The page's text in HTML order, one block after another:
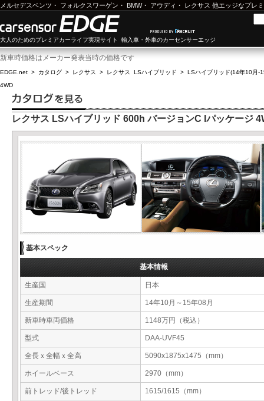
メルセデスベンツ ・ フォルクスワーゲン ・ BMW・ アウディ ・ レクサス 他エッジなプレ
大人のためのプレミアカーライフ実現サイト 輸入車・外車のカーセンサーエッジ
新車時価格はメーカー発表当時の価格です
EDGE.net > カタログ > レクサス > レクサス LSハイブリッド > LSハイブリッド(14年10月-
4WD
レクサス LSハイブリッド 600h バージョンC Iパッケージ
基本スペック
基本情報
生産国 日本
生産期間 14年10月～15年08月
新車時車両価格 1148万円（税込）
型式 DAA-UVF45
全長ｘ全幅ｘ全高 5090x1875x1475（mm）
ホイールベース 2970（mm）
前トレッド/後トレッド 1615/1615（mm）